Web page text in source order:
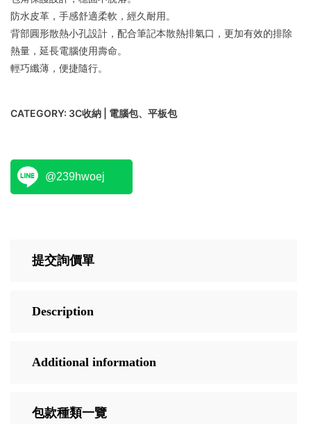
防水皮革，手感舒適柔軟，經久耐用。
背部圓形散熱小孔設計，配合筆記本散熱排氣口，更加有效的排除
熱量，延長電腦使用壽命。
輕巧纖薄，便捷隨行。
CATEGORY: 3C收納 | 電腦包、平板包
@239hwoej
提交詢價單
Description
Additional information
包款種類一覽